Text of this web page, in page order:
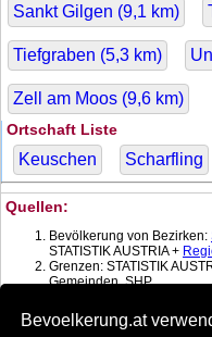
Bevoelkerung.at
Sankt Gilgen (9,1 km)
Tiefgraben (5,3 km)
Zell am Moos (9,6 km)
Ortschaft Liste
Keuschen Scharfling
Quellen:
Bevölkerung von Bezirken:
STATISTIK AUSTRIA +
Grenzen: STATISTIK
Gemeinden, SHP
Brophy
Bevölkerung am Datum: